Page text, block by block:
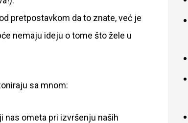
pretpostavkom da to znate, već je
nemaju ideju o tome što žele u
sa mnom:
nas ometa pri izvršenju naših